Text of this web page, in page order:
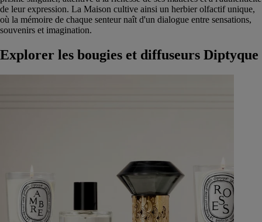
de leur expression. La Maison cultive ainsi un herbier olfactif unique,
où la mémoire de chaque senteur naît d'un dialogue entre sensations,
souvenirs et imagination.
Explorer les bougies et diffuseurs Diptyque